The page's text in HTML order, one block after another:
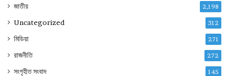
জাতীয় 2,198
Uncategorized 312
মিডিয়া 271
রাজনীতি 272
সংগৃহীত সংবাদ 145